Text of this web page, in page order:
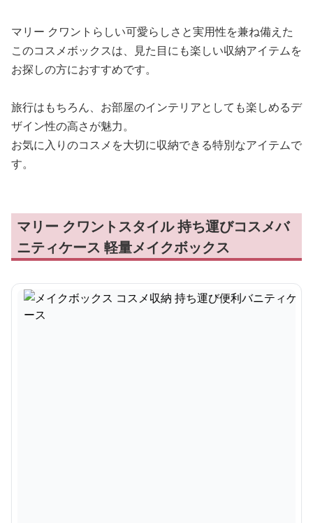
マリー クワントらしい可愛らしさと実用性を兼ね備えた
このコスメボックスは、見た目にも楽しい収納アイテムを
お探しの方におすすめです。
旅行はもちろん、お部屋のインテリアとしても楽しめるデ
ザイン性の高さが魅力。
お気に入りのコスメを大切に収納できる特別なアイテムで
す。
マリー クワントスタイル 持ち運びコスメバ
ニティケース 軽量メイクボックス